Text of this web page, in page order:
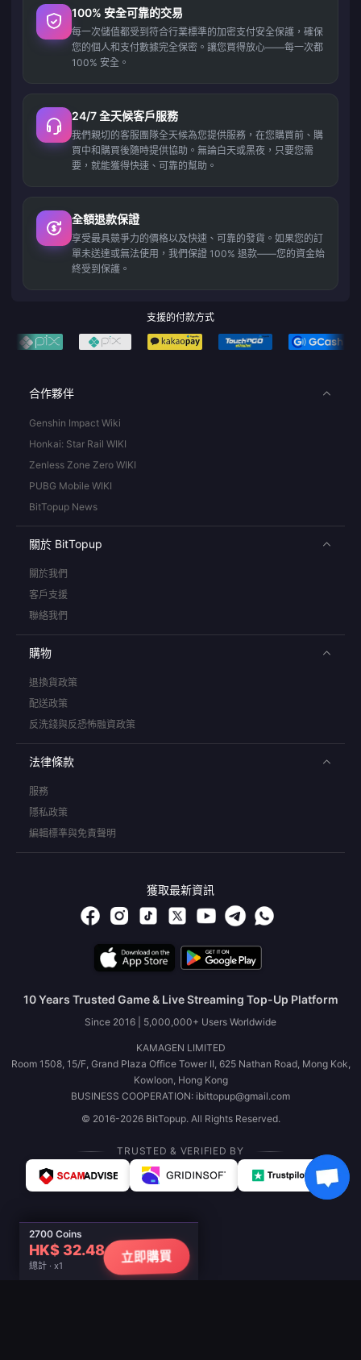
2700 Coins
HK$ 32.48
總計 · x1
立即購買
100% 安全可靠的交易
每一次儲值都受到符合行業標準的加密支付安全保護，確保
您的個人和支付數據完全保密。讓您買得放心——每一次都
100% 安全。
24/7 全天候客戶服務
我們親切的客服團隊全天候為您提供服務，在您購買前、購
買中和購買後隨時提供協助。無論白天或黑夜，只要您需
要，就能獲得快速、可靠的幫助。
全額退款保證
享受最具競爭力的價格以及快速、可靠的發貨。如果您的訂
單未送達或無法使用，我們保證 100% 退款——您的資金始
終受到保護。
支援的付款方式
合作夥伴
Genshin Impact Wiki
Honkai: Star Rail WIKI
Zenless Zone Zero WIKI
PUBG Mobile WIKI
BitTopup News
關於 BitTopup
關於我們
客戶支援
聯絡我們
購物
退換貨政策
配送政策
反洗錢與反恐怖融資政策
法律條款
服務
隱私政策
編輯標準與免責聲明
獲取最新資訊
10 Years Trusted Game & Live Streaming Top-Up Platform
Since 2016 | 5,000,000+ Users Worldwide
KAMAGEN LIMITED
Room 1508, 15/F, Grand Plaza Office Tower II, 625 Nathan Road, Mong Kok,
Kowloon, Hong Kong
BUSINESS COOPERATION: ibittopup@gmail.com
© 2016-2026 BitTopup. All Rights Reserved.
TRUSTED & VERIFIED BY